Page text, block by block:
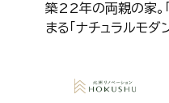
築22年の両親の家。
まる「ナチュラルモダ